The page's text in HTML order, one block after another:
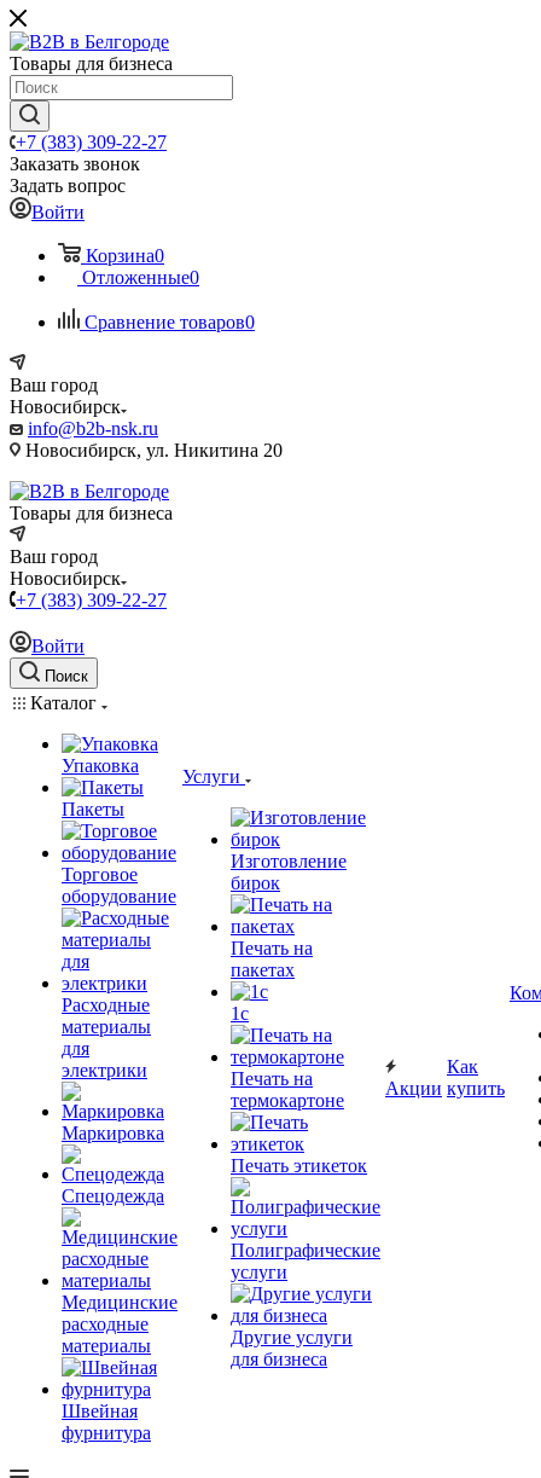
Товары для бизнеса
+7 (383) 309-22-27
Заказать звонок
Задать вопрос
Войти
Корзина0
Отложенные0
Сравнение товаров0
Ваш город
Новосибирск
info@b2b-nsk.ru
Новосибирск, ул. Никитина 20
Товары для бизнеса
Ваш город
Новосибирск
+7 (383) 309-22-27
Войти
Поиск
Каталог
Упаковка
Пакеты
Торговое
оборудование
Расходные
материалы
для
электрики
Маркировка
Спецодежда
Медицинские
расходные
материалы
Швейная
фурнитура
Услуги
Изготовление
бирок
Печать на
пакетах
1c
Печать на
термокартоне
Печать этикеток
Полиграфические
услуги
Другие услуги
для бизнеса
Акции
Как
купить